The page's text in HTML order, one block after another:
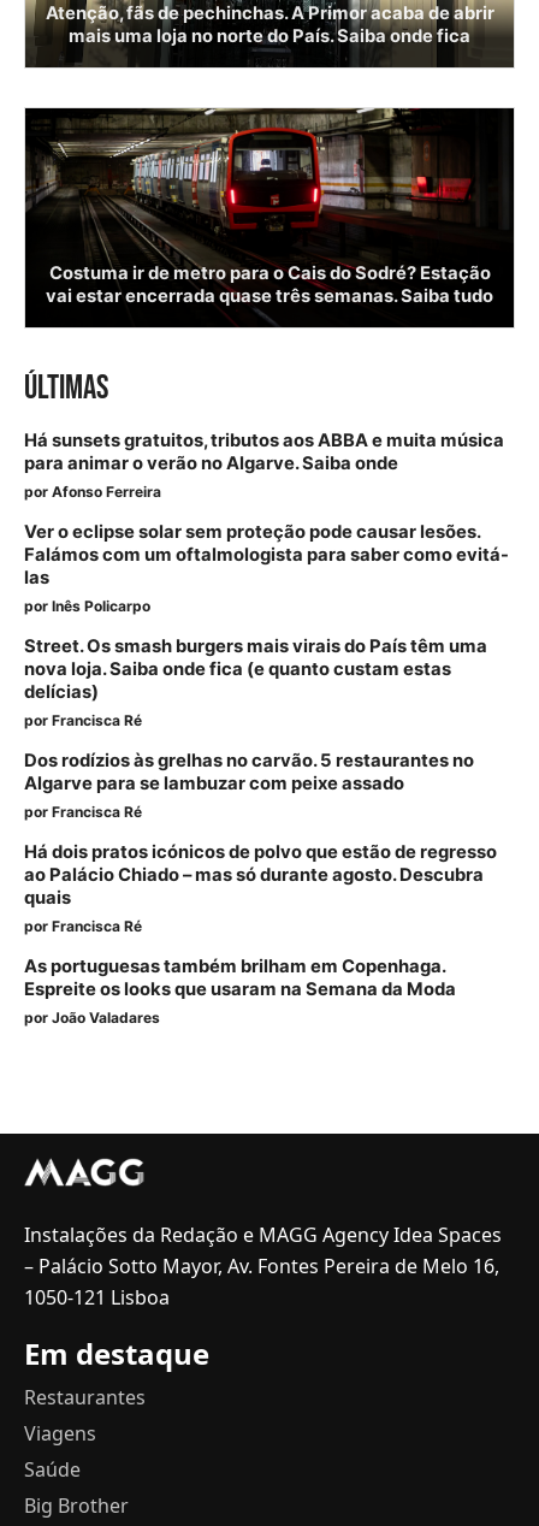
Atenção, fãs de pechinchas. A Primor acaba de abrir
mais uma loja no norte do País. Saiba onde fica
Costuma ir de metro para o Cais do Sodré? Estação
vai estar encerrada quase três semanas. Saiba tudo
ÚLTIMAS
Há sunsets gratuitos, tributos aos ABBA e muita música
para animar o verão no Algarve. Saiba onde
por Afonso Ferreira
Ver o eclipse solar sem proteção pode causar lesões.
Falámos com um oftalmologista para saber como evitá-
las
por Inês Policarpo
Street. Os smash burgers mais virais do País têm uma
nova loja. Saiba onde fica (e quanto custam estas
delícias)
por Francisca Ré
Dos rodízios às grelhas no carvão. 5 restaurantes no
Algarve para se lambuzar com peixe assado
por Francisca Ré
Há dois pratos icónicos de polvo que estão de regresso
ao Palácio Chiado – mas só durante agosto. Descubra
quais
por Francisca Ré
As portuguesas também brilham em Copenhaga.
Espreite os looks que usaram na Semana da Moda
por João Valadares
Instalações da Redação e MAGG Agency Idea Spaces
– Palácio Sotto Mayor, Av. Fontes Pereira de Melo 16,
1050-121 Lisboa
Em destaque
Restaurantes
Viagens
Saúde
Big Brother